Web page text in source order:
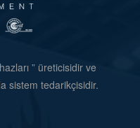
” üreticisidir ve
sistem tedarikçisidir.